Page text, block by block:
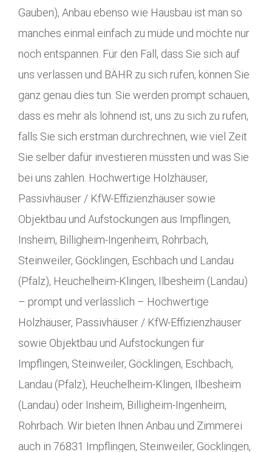
Gauben), Anbau ebenso wie Hausbau ist man so
manches einmal einfach zu müde und möchte nur
noch entspannen. Für den Fall, dass Sie sich auf
uns verlassen und BÄHR zu sich rufen, können Sie
ganz genau dies tun. Sie werden prompt schauen,
dass es mehr als lohnend ist, uns zu sich zu rufen,
falls Sie sich erstman durchrechnen, wie viel Zeit
Sie selber dafür investieren müssten und was Sie
bei uns zahlen. Hochwertige Holzhäuser,
Passivhäuser / KfW-Effizienzhäuser sowie
Objektbau und Aufstockungen aus Impflingen,
Insheim, Billigheim-Ingenheim, Rohrbach,
Steinweiler, Göcklingen, Eschbach und Landau
(Pfalz), Heuchelheim-Klingen, Ilbesheim (Landau)
– prompt und verlässlich – Hochwertige
Holzhäuser, Passivhäuser / KfW-Effizienzhäuser
sowie Objektbau und Aufstockungen für
Impflingen, Steinweiler, Göcklingen, Eschbach,
Landau (Pfalz), Heuchelheim-Klingen, Ilbesheim
(Landau) oder Insheim, Billigheim-Ingenheim,
Rohrbach. Wir bieten Ihnen Anbau und Zimmerei
auch in 76831 Impflingen, Steinweiler, Göcklingen,